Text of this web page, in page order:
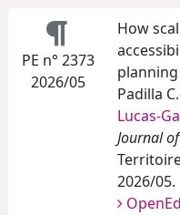
PE n° 2373
2026/05
How
Padilla
Lucas-
Journal
2026/05.